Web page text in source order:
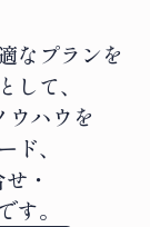
なプランを
して、
ハウを
、
・
す。